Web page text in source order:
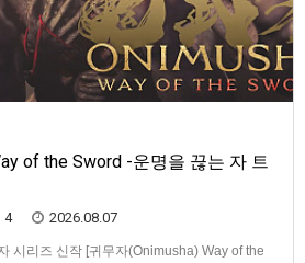
of the Sword -운명을 끊는 자 트
4 2026.08.07
시리즈 신작 [귀무자(Onimusha) Way of the